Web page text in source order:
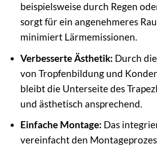
beispielsweise durch Regen
sorgt für ein angenehmeres
minimiert Lärmemissionen.
Verbesserte Ästhetik: Durch
von Tropfenbildung und
bleibt die Unterseite des
und ästhetisch ansprechend.
Einfache Montage: Das
vereinfacht den